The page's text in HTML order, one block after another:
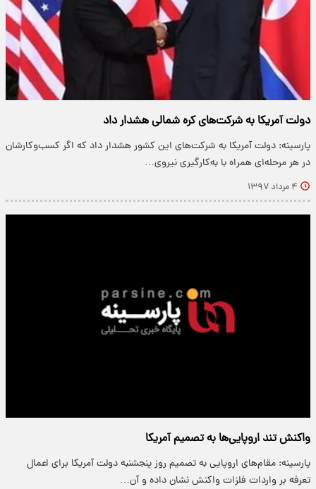
دولت آمریکا به شرکت‌های کره شمالی هشدار داد
پارسینه: دولت آمریکا به شرکت‌های این کشور هشدار داد که اگر کسب‌وکارشان
در هر مرحله‌ای همراه با به‌کارگیری نیروی…
۴ مرداد ۱۳۹۷
واکنش تند اروپایی‌ها به تصمیم آمریکا
پارسینه: مقام‌های اروپایی به تصمیم روز پنجشنبه دولت آمریکا برای اعمال
تعرفه بر واردات فلزات واکنش نشان داده و آن…